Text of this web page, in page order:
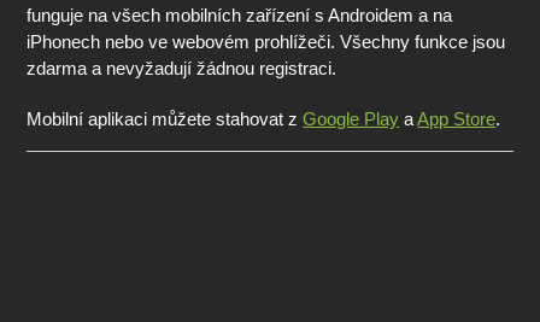
funguje na všech mobilních zařízení s Androidem a na
iPhonech nebo ve webovém prohlížeči. Všechny funkce jsou
zdarma a nevyžadují žádnou registraci.
Mobilní aplikaci můžete stahovat zGoogle Play aApp Store.